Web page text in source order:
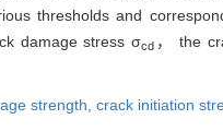
thresholds and
damage stress σcd ， the
strength, crack initiation